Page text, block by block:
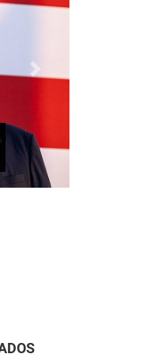
Próximo